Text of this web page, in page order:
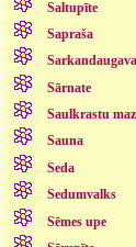
Saltupīte
Sapraša
Sarkandaugava
Sārnate
Saulkrastu
Sauna
Seda
Sedumvalks
Sēmes upe